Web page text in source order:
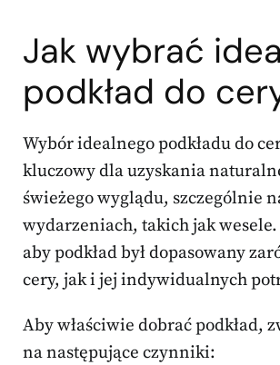
Jak wybrać
podkład do
Wybór idealnego podkładu do
kluczowy dla uzyskania
świeżego wyglądu, szczególnie
wydarzeniach, takich jak wesele.
aby podkład był dopasowany
cery, jak i jej indywidualnych
Aby właściwie dobrać podkład,
na następujące czynniki: